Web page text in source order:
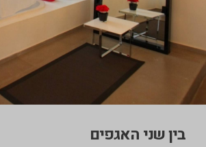
בין שני האגפים